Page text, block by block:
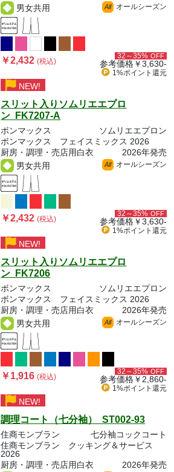
男女共用 All オールシーズン
￥2,432(税込)
32～35% OFF
参考価格￥3,630-
1%ポイント 還元
NEW!
スリット入りソムリエエプロ
ン FK7207-A
ボンマックス
ソムリエエプロン
ボンマックス フェイスミックス 2026
厨房・調理・売店用白衣
2026年発売
男女共用
All オールシーズン
￥2,432(税込)
32～35% OFF
参考価格￥3,630-
1%ポイント 還元
NEW!
スリット入りソムリエエプロ
ン FK7206
ボンマックス
ソムリエエプロン
ボンマックス フェイスミックス 2026
厨房・調理・売店用白衣
2026年発売
男女共用
All オールシーズン
￥1,916(税込)
32～35% OFF
参考価格￥2,860-
1%ポイント 還元
NEW!
調理コート（七分袖） ST002-93
住商モンブラン
七分袖コックコート
住商モンブラン クッキング＆サービス
2026
厨房・調理・売店用白衣
2026年発売